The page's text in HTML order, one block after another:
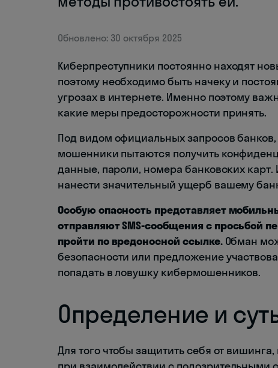
Обновлено: 30 октября 2025
Киберпреступники постоянно находят
поэтому необходимо быть начеку и
угрозах в интернете. Именно поэтому
какие меры предосторожности принять.
Под видом официальных запросов
мошенники пытаются получить
данные, пароли, номера банковских
нанести значительный ущерб вашему
Особую опасность представляет
отправляют SMS-сообщения с просьбой
пройти по вредоносной ссылке.Обман
безопасности или предложение
попадать в ловушку кибермошенников.
Определение и
Для того чтобы защитить себя от